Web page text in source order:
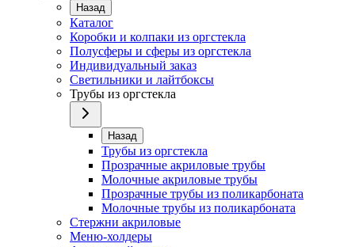
Назад
Каталог
Коробки и колпаки из оргстекла
Полусферы и сферы из оргстекла
Индивидуальный заказ
Светильники и лайтбоксы
Трубы из оргстекла
Назад
Трубы из оргстекла
Прозрачные акриловые трубы
Молочные акриловые трубы
Прозрачные трубы из поликарбоната
Молочные трубы из поликарбоната
Стержни акриловые
Меню-холдеры